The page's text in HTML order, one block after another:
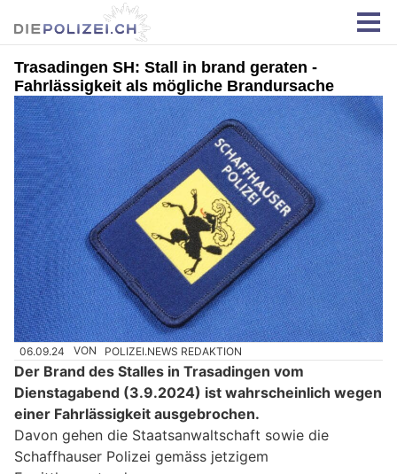
Trasadingen SH: Stall in brand geraten -
Fahrlässigkeit als mögliche Brandursache
06.09.24 VON POLIZEI.NEWS REDAKTION
Der Brand des Stalles in Trasadingen vom
Dienstagabend (3.9.2024) ist wahrscheinlich wegen
einer Fahrlässigkeit ausgebrochen.
Davon gehen die Staatsanwaltschaft sowie die
Schaffhauser Polizei gemäss jetzigem